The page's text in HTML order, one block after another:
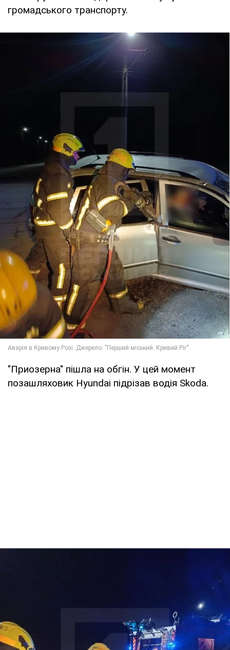
громадського транспорту.
"Приозерна" пішла на обгін. У цей момент
позашляховик Hyundai підрізав водія Skoda.